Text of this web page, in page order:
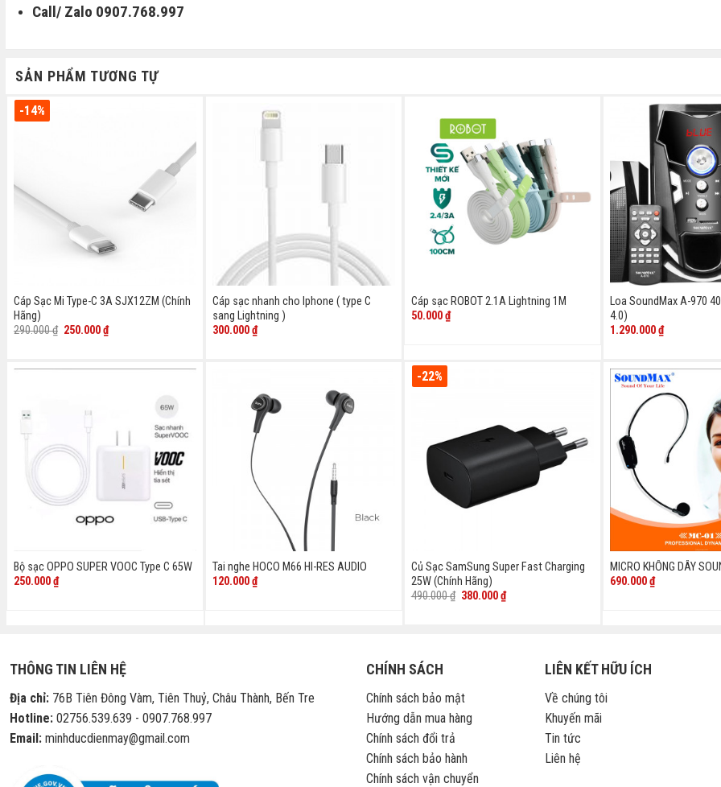
Call/ Zalo 0907.768.997
SẢN PHẨM TƯƠNG TỰ
-14%
Cáp Sạc Mi Type-C 3A SJX12ZM (Chính
Hãng)
290.000₫ Giá
250.000₫Giá
hiện
Cáp sạc nhanh cho Iphone ( type C
sang Lightning )
300.000₫
Cáp sạc ROBOT 2.1A Lightning 1M
50.000₫
Loa SoundMax A-970
4.0)
1.290.000₫
Bộ sạc OPPO SUPER VOOC Type C 65W
250.000₫
Tai nghe HOCO M66 HI-RES AUDIO
120.000₫
-22%
Củ Sạc SamSung Super Fast Charging
25W (Chính Hãng)
490.000₫ Giá
380.000₫Giá
hiện
MICRO KHÔNG DÂY
690.000₫
THÔNG TIN LIÊN HỆ
Địa chỉ: 76B Tiên Đông Vàm, Tiên Thuỷ, Châu Thành, Bến Tre
Hotline: 02756.539.639 - 0907.768.997
Email: minhducdienmay@gmail.com
CHÍNH SÁCH
Chính sách bảo mật
Hướng dẫn mua hàng
Chính sách đổi trả
Chính sách bảo hành
Chính sách vận chuyển
LIÊN KẾT HỮU ÍCH
Về chúng tôi
Khuyến mãi
Tin tức
Liên hệ